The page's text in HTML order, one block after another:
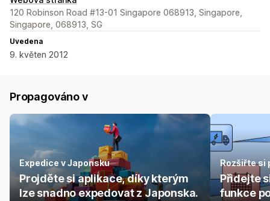
120 Robinson Road #13-01 Singapore 068913, Singapore,
Singapore, 068913, SG
Uvedena
9. květen 2012
Propagováno v
Expedice v Japonsku
Projděte si aplikace, díky kterým
lze snadno expedovat z Japonska.
Rozšiřte si
Přidejte
funkce